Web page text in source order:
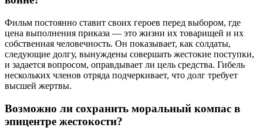
Фильм постоянно ставит своих героев перед выбором, где
цена выполнения приказа — это жизни их товарищей и их
собственная человечность. Он показывает, как солдаты,
следующие долгу, вынуждены совершать жестокие поступки,
и задается вопросом, оправдывает ли цель средства. Гибель
нескольких членов отряда подчеркивает, что долг требует
высшей жертвы.
Возможно ли сохранить моральный компас в
эпицентре жестокости?